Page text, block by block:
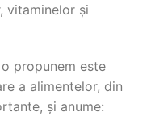
vitaminelor și
propunem este
a alimentelor, din
și anume: